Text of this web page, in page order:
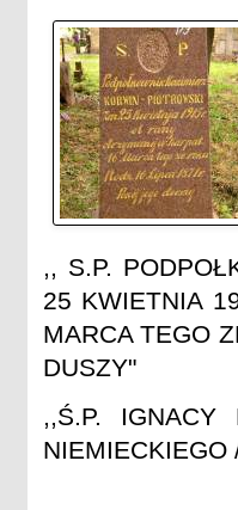
,, S.P.
25 KWIETNIA
MARCA TEGO
DUSZY"
,,Ś.P.
NIEMIECKIEGO